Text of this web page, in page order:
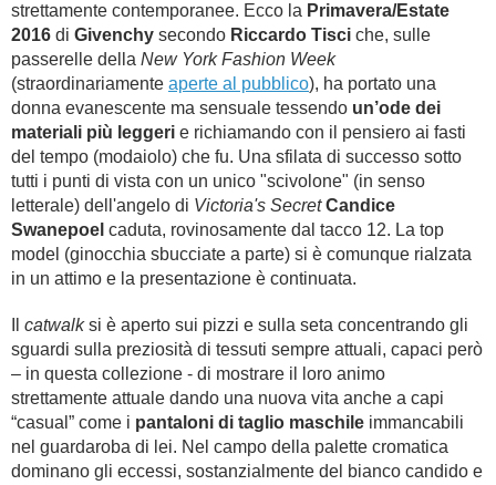
strettamente contemporanee. Ecco la Primavera/Estate
2016 di Givenchy secondo Riccardo Tisci che, sulle
passerelle della New York Fashion Week
(straordinariamente aperte al pubblico), ha portato una
donna evanescente ma sensuale tessendo un’ode dei
materiali più leggeri e richiamando con il pensiero ai fasti
del tempo (modaiolo) che fu. Una sfilata di successo sotto
tutti i punti di vista con un unico "scivolone" (in senso
letterale) dell'angelo di Victoria's Secret Candice
Swanepoel caduta, rovinosamente dal tacco 12. La top
model (ginocchia sbucciate a parte) si è comunque rialzata
in un attimo e la presentazione è continuata.
catwalksi è aperto sui pizzi e sulla seta concentrando gli
sguardi sulla preziosità di tessuti sempre attuali, capaci però
– in questa collezione - di mostrare il loro animo
strettamente attuale dando una nuova vita anche a capi
“casual” come i pantaloni di taglio maschile immancabili
nel guardaroba di lei. Nel campo della palette cromatica
dominano gli eccessi, sostanzialmente del bianco candido e